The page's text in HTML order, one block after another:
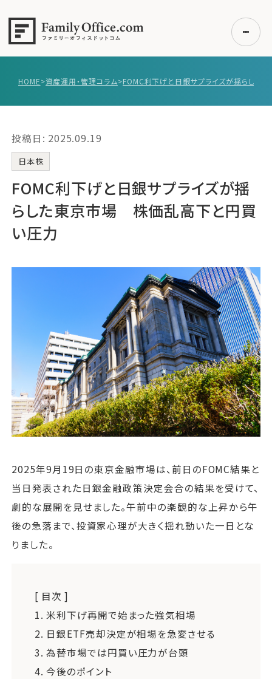
事例紹介
無料講座
コラム
利用者の声
ファミリーオフィスとは
関連書籍
メールマガジン登録
よくある質問
HOME>資産運用・管理コラム>
投稿日: 2025.09.19
日本株
FOMC利下げと日銀サプライズが揺
らした東京市場 株価乱高下と円買
い圧力
2025年9月19日の東京金融市場は、前日のFOMC結果と
当日発表された日銀金融政策決定会合の結果を受けて、
劇的な展開を見せました。午前中の楽観的な上昇から午
後の急落まで、投資家心理が大きく揺れ動いた一日とな
りました。
[ 目次 ]
1. 米利下げ再開で始まった強気相場
2. 日銀ETF売却決定が相場を急変させる
3. 為替市場では円買い圧力が台頭
4. 今後のポイント